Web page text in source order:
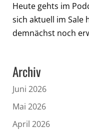
Heute gehts im
sich aktuell im Sale
demnächst noch
Archiv
Juni 2026
Mai 2026
April 2026